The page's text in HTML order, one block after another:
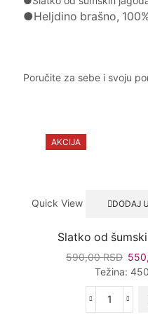
●Heljdino brašno,
Poručite za sebe i svoju
AKCIJA
Quick View DODAJ
Slatko od
590,00RSD
cena
je
bila:
Težina:
Slatko